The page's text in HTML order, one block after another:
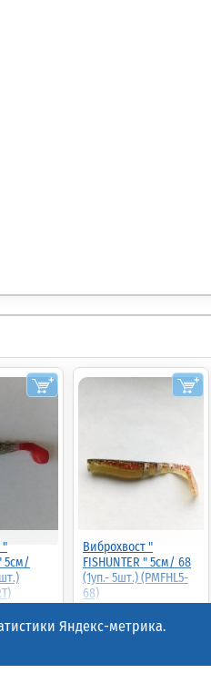
"
5см/
Виброхвост "
FISHUNTER " 5см/ 68
(1уп.- 5шт.) (PMFHL5-
68)
67.00р.(шт.)
Яндекс-метрика.